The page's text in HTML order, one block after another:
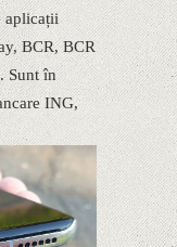
aplicații
BCR, BCR
Sunt în
ING,